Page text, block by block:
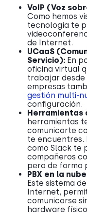
VoIP (Voz
Como hemos
tecnología te
de Internet.
UCaaS
Servicio): En
oficina virtual
trabajar desde
empresas
gestión multi-
configuración.
Herramientas
herramientas
comunicarte
te encuentres.
como Slack te
compañeros
pero de forma
PBX en la
Este sistema
Internet,
comunicarse
hardware